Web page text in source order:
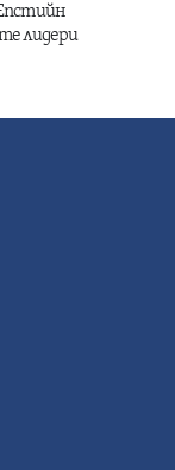
лидери